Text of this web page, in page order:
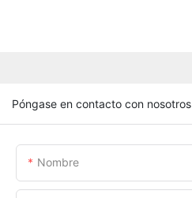
Póngase en contacto con nosotros
Nombre